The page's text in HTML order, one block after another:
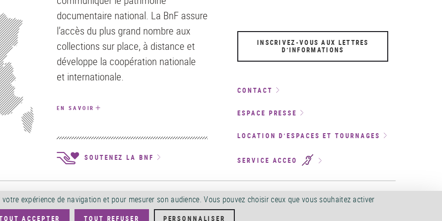
documentaire national. La BnF assure
l’accès du plus grand nombre aux
collections sur place, à distance et
développe la coopération nationale
et internationale.
EN SAVOIR
SOUTENEZ LA BNF
INSCRIVEZ-VOUS AUX LETTRES
D’INFORMATIONS
CONTACT
ESPACE PRESSE
LOCATION D’ESPACES ET TOURNAGES
SERVICE ACCEO
D'UTILISATION POLITIQUE DE CONFIDENTIALITÉ SERVICES PUBLICS + ACCESSIBILITÉ
PUBLICS OFFRES D'EMPLOI DÉMATÉRIALISATION FACTURES CRÉDITS
expérience de navigation et pour mesurer son audience. Vous pouvez choisir ceux que vous souhaitez activer
ACCEPTER TOUT REFUSER PERSONNALISER